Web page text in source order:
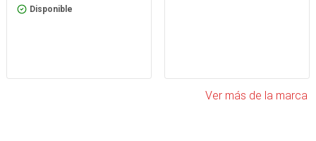
Disponible
Ver más de la marca